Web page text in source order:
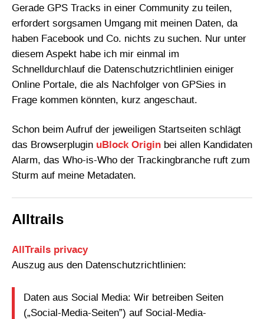
Gerade GPS Tracks in einer Community zu teilen,
erfordert sorgsamen Umgang mit meinen Daten, da
haben Facebook und Co. nichts zu suchen. Nur unter
diesem Aspekt habe ich mir einmal im
Schnelldurchlauf die Datenschutzrichtlinien einiger
Online Portale, die als Nachfolger von GPSies in
Frage kommen könnten, kurz angeschaut.
Schon beim Aufruf der jeweiligen Startseiten schlägt
das Browserplugin uBlock Origin bei allen Kandidaten
Alarm, das Who-is-Who der Trackingbranche ruft zum
Sturm auf meine Metadaten.
Alltrails
AllTrails privacy
Auszug aus den Datenschutzrichtlinien:
Daten aus Social Media: Wir betreiben Seiten
(„Social-Media-Seiten”) auf Social-Media-